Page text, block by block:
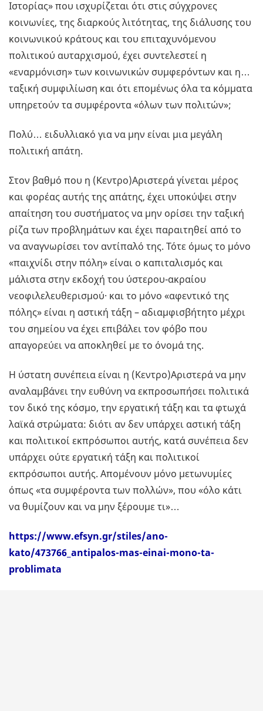
Ιστορίας» που ισχυρίζεται ότι στις σύγχρονες
κοινωνίες, της διαρκούς λιτότητας, της διάλυσης του
κοινωνικού κράτους και του επιταχυνόμενου
πολιτικού αυταρχισμού, έχει συντελεστεί η
«εναρμόνιση» των κοινωνικών συμφερόντων και η…
ταξική συμφιλίωση και ότι επομένως όλα τα κόμματα
υπηρετούν τα συμφέροντα «όλων των πολιτών»;
Πολύ… ειδυλλιακό για να μην είναι μια μεγάλη
πολιτική απάτη.
Στον βαθμό που η (Κεντρο)Αριστερά γίνεται μέρος
και φορέας αυτής της απάτης, έχει υποκύψει στην
απαίτηση του συστήματος να μην ορίσει την ταξική
ρίζα των προβλημάτων και έχει παραιτηθεί από το
να αναγνωρίσει τον αντίπαλό της. Τότε όμως το μόνο
«παιχνίδι στην πόλη» είναι ο καπιταλισμός και
μάλιστα στην εκδοχή του ύστερου-ακραίου
νεοφιλελευθερισμού· και το μόνο «αφεντικό της
πόλης» είναι η αστική τάξη – αδιαμφισβήτητο μέχρι
του σημείου να έχει επιβάλει τον φόβο που
απαγορεύει να αποκληθεί με το όνομά της.
Η ύστατη συνέπεια είναι η (Κεντρο)Αριστερά να μην
αναλαμβάνει την ευθύνη να εκπροσωπήσει πολιτικά
τον δικό της κόσμο, την εργατική τάξη και τα φτωχά
λαϊκά στρώματα: διότι αν δεν υπάρχει αστική τάξη
και πολιτικοί εκπρόσωποι αυτής, κατά συνέπεια δεν
υπάρχει ούτε εργατική τάξη και πολιτικοί
εκπρόσωποι αυτής. Απομένουν μόνο μετωνυμίες
όπως «τα συμφέροντα των πολλών», που «όλο κάτι
να θυμίζουν και να μην ξέρουμε τι»…
https://www.efsyn.gr/stiles/ano-
kato/473766_antipalos-mas-einai-mono-ta-
problimata